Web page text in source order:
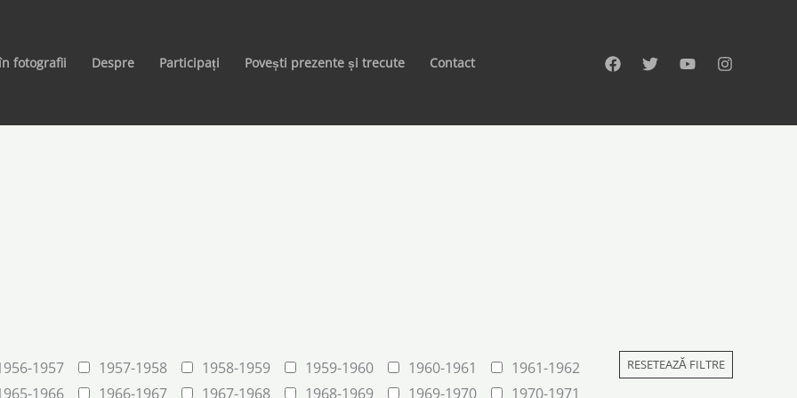
fotografii Despre Participați Povești prezente și trecute Contact
1957 1957-1958 1958-1959 1959-1960 1960-1961
1961-1962
1966 1966-1967 1967-1968 1968-1969 1969-1970
1970-1971
RESETEAZĂ FILTRE